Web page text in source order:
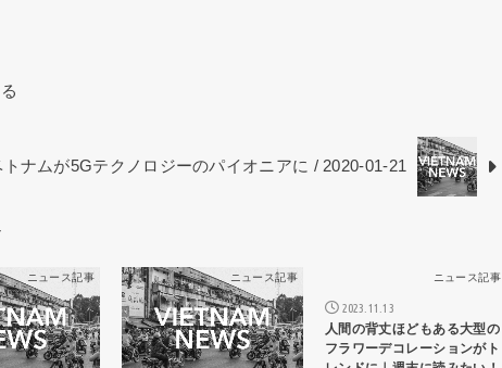
トナムが5Gテクノロジーのパイオニアに / 2020-01-21
ニュース記事 ニュース記事 ニュース記事
2023.11.13
人間の背丈ほどもある大型の
フラワーデコレーションがト